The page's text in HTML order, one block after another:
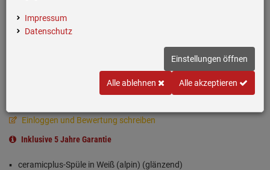
Einloggen und Bewertung schreiben
Inklusive 5 Jahre Garantie
ceramicplus-Spüle in Weiß (alpin) (glänzend)
Impressum
Datenschutz
Einstellungen öffnen
Alle ablehnen Alle akzeptieren